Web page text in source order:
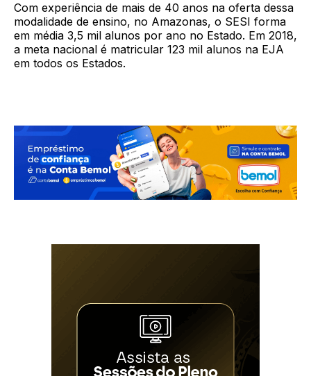
Com experiência de mais de 40 anos na oferta dessa
modalidade de ensino, no Amazonas, o SESI forma
em média 3,5 mil alunos por ano no Estado. Em 2018,
a meta nacional é matricular 123 mil alunos na EJA
em todos os Estados.